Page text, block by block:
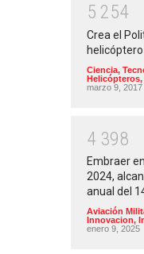
5 254
Crea el
helicóptero
Ciencia,
Helicópteros,
marzo 9, 2017
4 398
Embraer
2024,
anual del
Aviación
Innovacion,
enero 9, 2025